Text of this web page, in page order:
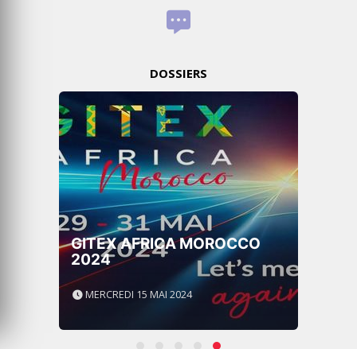
DOSSIERS
GITEX AFRICA MOROCCO
2024
MERCREDI 15 MAI 2024